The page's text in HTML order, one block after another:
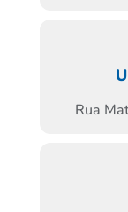
Rua